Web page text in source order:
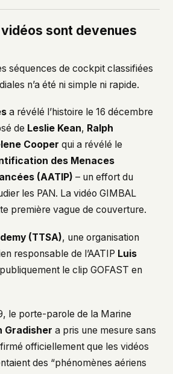
sont devenues
séquences de cockpit classifiées
n’a été ni simple ni rapide.
a révélé l’histoire le 16 décembre
de Leslie Kean, Ralph
Cooper qui a révélé le
des Menaces
(AATIP) – un effort du
les PAN. La vidéo GIMBAL
première vague de couverture.
(TTSA), une organisation
responsable de l’AATIP Luis
le clip GOFAST en
le porte-parole de la Marine
Gradisher a pris une mesure sans
officiellement que les vidéos
des “phénomènes aériens